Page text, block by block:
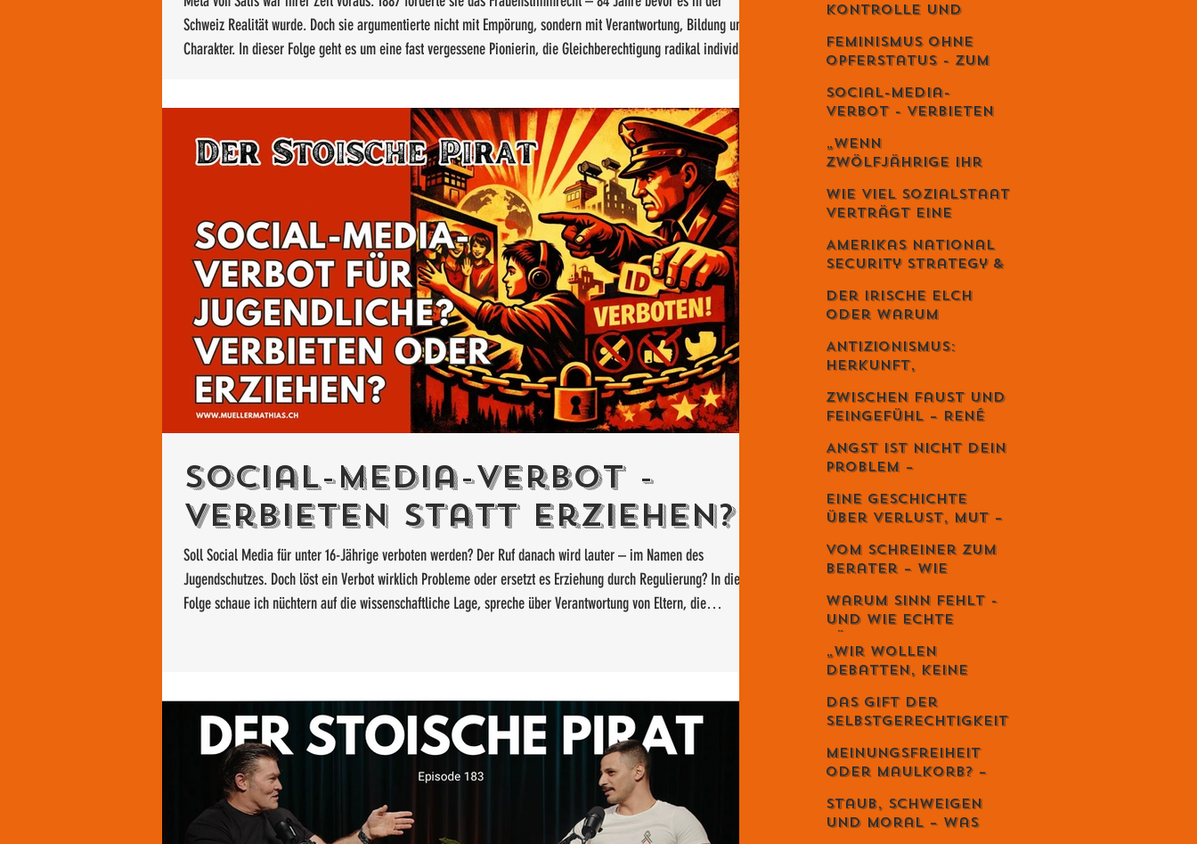
Schweiz Realität wurde. Doch sie argumentierte nicht mit Empörung, sondern mit Verantwortung, Bildung und
Charakter. In dieser Folge geht es um eine fast vergessene Pionierin, die Gleichberechtigung radikal individuell
Social-Media-Verbot -
Verbieten statt erziehen?
Soll Social Media für unter 16-Jährige verboten werden? Der Ruf danach wird lauter – im Namen des
Jugendschutzes. Doch löst ein Verbot wirklich Probleme oder ersetzt es Erziehung durch Regulierung? In dieser
Folge schaue ich nüchtern auf die wissenschaftliche Lage, spreche über Verantwortung von Eltern, die
Clancy im Gespräch
Kontrolle und
es wie Meditation
wirkt
Feminismus ohne
Opferstatus - Zum
Meta von Salis
Social-Media-
Verbot - Verbieten
„Wenn
Zwölfjährige ihr
Iran-Aktivist
Sebastian Di
Benedetto über
Revolution,
Massaker und das
Schweigen des
Westens
Wie viel Sozialstaat
verträgt eine
Amerikas National
Security Strategy &
Weckruf oder
Kriegserklärung?
Der irische Elch
oder warum
gefährlich ist...
Antizionismus:
Herkunft,
Missverständnisse
Zwischen Faust und
Feingefühl – René
Kunst der
lebendigen Balance
Angst ist nicht dein
Problem –
zerstört dein
Leben.
Eine Geschichte
über Verlust, Mut –
unglaubliche
Kraft,
weiterzugehen.
Vom Schreiner zum
Berater – Wie
Menschen wirklich
reicher macht
Warum Sinn fehlt -
und wie echte
zurückbringt
„Wir wollen
Debatten, keine
Gracia übernimmt
den Schweizer
Monat
Das Gift der
Selbstgerechtigkeit
es zu entgiften
Meinungsfreiheit
oder Maulkorb? –
auf Diskriminierung
die wahre Freiheit
Staub, Schweigen
und Moral – was